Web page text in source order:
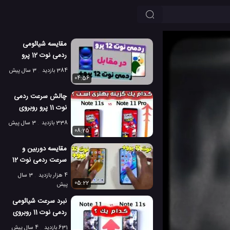
مقایسه شیائومی
ردمی نوت 12 پرو
پلاس در مقابل ردمی
384 بازدید
3 سال پیش
04:56
چالش سرعت ردمی
نوت 11 پرو روبروی
ردمی نوت 11 اس
338 بازدید
3 سال پیش
08:25
مقایسه دوربین و
سرعت ردمی نوت 12
پلاس
4 هزار بازدید
3 سال
پیش
05:22
نبرد سرعت شیائومی
ردمی نوت 11 روبروی
نوت 11 اس
631 بازدید
4 سال پیش